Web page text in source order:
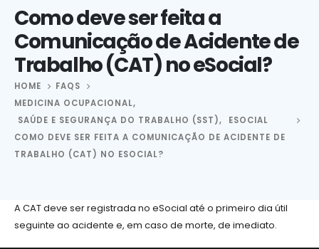
Como deve ser feita a
Comunicação de Acidente de
Trabalho (CAT) no eSocial?
HOME
FAQS
MEDICINA OCUPACIONAL,
SAÚDE E SEGURANÇA DO TRABALHO (SST),
ESOCIAL
COMO DEVE SER FEITA A COMUNICAÇÃO DE ACIDENTE DE
TRABALHO (CAT) NO ESOCIAL?
A CAT deve ser registrada no eSocial até o primeiro dia útil
seguinte ao acidente e, em caso de morte, de imediato.